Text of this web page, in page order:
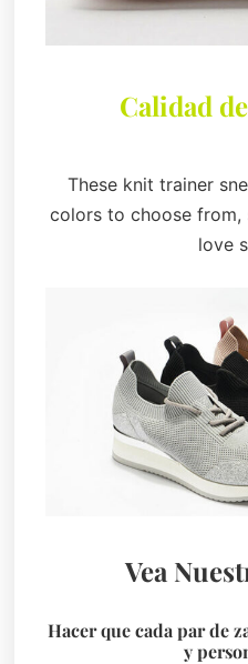
Calidad
These knit trainer
colors to choose
love
Vea
Hacer que cada par de
y